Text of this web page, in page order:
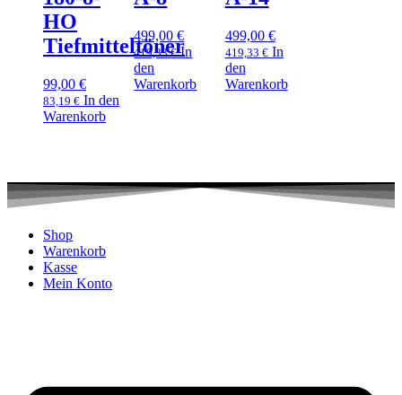
HO
Tiefmitteltöner
99,00 €
83,19 € In den
Warenkorb
499,00€
419,33€ In
den
Warenkorb
499,00 €
419,33 € In
den
Warenkorb
Shop
Warenkorb
Kasse
Mein Konto